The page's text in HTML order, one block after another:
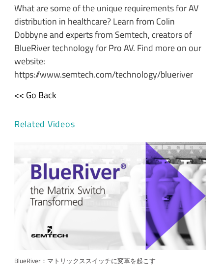
What are some of the unique requirements for AV
distribution in healthcare? Learn from Colin
Dobbyne and experts from Semtech, creators of
BlueRiver technology for Pro AV. Find more on our
website:
https://www.semtech.com/technology/blueriver
<< Go Back
Related Videos
BlueRiver：マトリックススイッチに変革を起こす